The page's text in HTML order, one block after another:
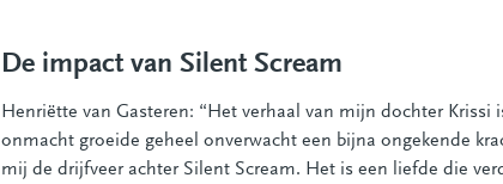
De impact van Silent Scream
Henriëtte van Gasteren: “Het verhaal van mijn dochter Krissi
onmacht groeide geheel onverwacht een bijna ongekende
mij de drijfveer achter Silent Scream. Het is een liefde die